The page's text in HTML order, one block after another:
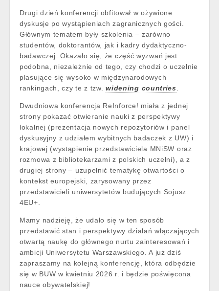
Drugi dzień konferencji obfitował w ożywione
dyskusje po wystąpieniach zagranicznych gości.
Głównym tematem były szkolenia – zarówno
studentów, doktorantów, jak i kadry dydaktyczno-
badawczej. Okazało się, że część wyzwań jest
podobna, niezależnie od tego, czy chodzi o uczelnie
plasujące się wysoko w międzynarodowych
rankingach, czy te z tzw.widening countries
Dwudniowa konferencja ReInforce! miała z jednej
strony pokazać otwieranie nauki z perspektywy
lokalnej (prezentacja nowych repozytoriów i panel
dyskusyjny z udziałem wybitnych badaczek z UW) i
krajowej (wystąpienie przedstawiciela MNiSW oraz
rozmowa z bibliotekarzami z polskich uczelni), a z
drugiej strony – uzupełnić tematykę otwartości o
kontekst europejski, zarysowany przez
przedstawicieli uniwersytetów budujących Sojusz
4EU+.
Mamy nadzieję, że udało się w ten sposób
przedstawić stan i perspektywy działań włączających
otwartą naukę do głównego nurtu zainteresowań i
ambicji Uniwersytetu Warszawskiego. A już dziś
zapraszamy na kolejną konferencję, która odbędzie
się w BUW w kwietniu 2026 r. i będzie poświęcona
nauce obywatelskiej!